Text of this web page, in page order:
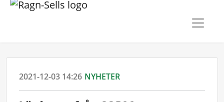
2021-12-03 14:26 NYHETER